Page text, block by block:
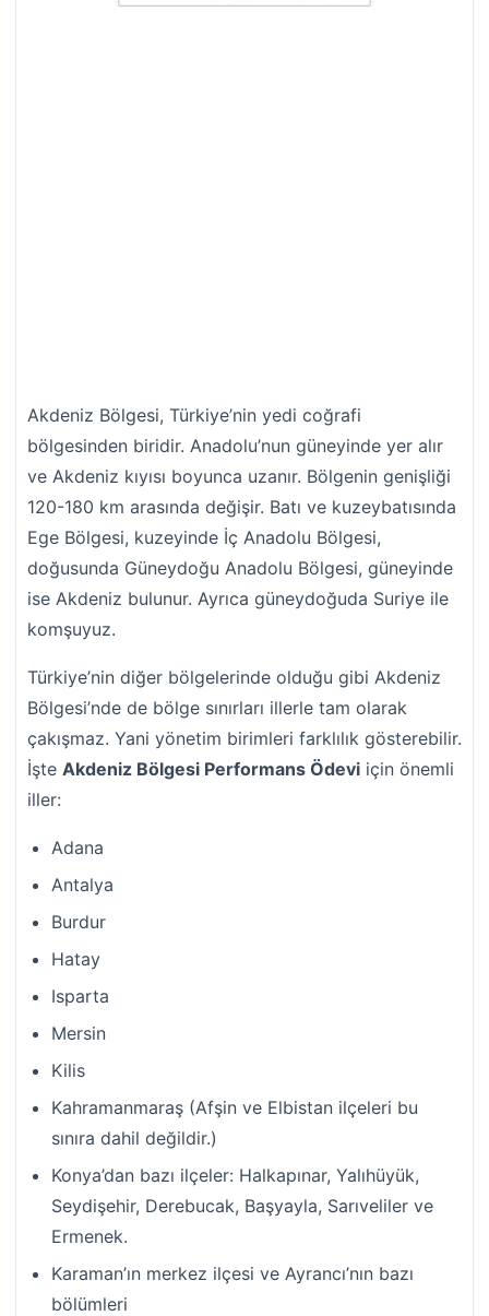
Akdeniz Bölgesi, Türkiye’nin yedi coğrafi
bölgesinden biridir. Anadolu’nun güneyinde yer alır
ve Akdeniz kıyısı boyunca uzanır. Bölgenin genişliği
120-180 km arasında değişir. Batı ve kuzeybatısında
Ege Bölgesi, kuzeyinde İç Anadolu Bölgesi,
doğusunda Güneydoğu Anadolu Bölgesi, güneyinde
ise Akdeniz bulunur. Ayrıca güneydoğuda Suriye ile
komşuyuz.
Türkiye’nin diğer bölgelerinde olduğu gibi Akdeniz
Bölgesi’nde de bölge sınırları illerle tam olarak
çakışmaz. Yani yönetim birimleri farklılık gösterebilir.
İşte Akdeniz Bölgesi Performans Ödevi için önemli
iller:
Adana
Antalya
Burdur
Hatay
Isparta
Mersin
Kilis
Kahramanmaraş (Afşin ve Elbistan ilçeleri bu
sınıra dahil değildir.)
Konya’dan bazı ilçeler: Halkapınar, Yalıhüyük,
Seydişehir, Derebucak, Başyayla, Sarıveliler ve
Ermenek.
Karaman’ın merkez ilçesi ve Ayrancı’nın bazı
bölümleri